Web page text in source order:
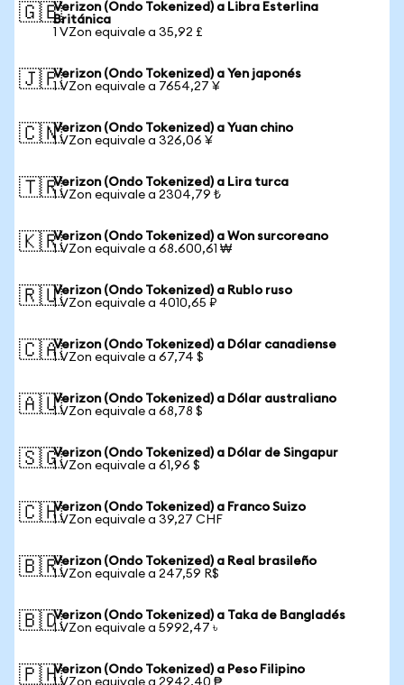
🇬🇧Verizon (Ondo Tokenized) a Libra Esterlina
Británica
1 VZon equivale a 35,92 £
🇯🇵Verizon (Ondo Tokenized) a Yen japonés
1 VZon equivale a 7654,27 ¥
🇨🇳Verizon (Ondo Tokenized) a Yuan chino
1 VZon equivale a 326,06 ¥
🇹🇷Verizon (Ondo Tokenized) a Lira turca
1 VZon equivale a 2304,79 ₺
🇰🇷Verizon (Ondo Tokenized) a Won surcoreano
1 VZon equivale a 68.600,61 ₩
🇷🇺Verizon (Ondo Tokenized) a Rublo ruso
1 VZon equivale a 4010,65 ₽
🇨🇦Verizon (Ondo Tokenized) a Dólar canadiense
1 VZon equivale a 67,74 $
🇦🇺Verizon (Ondo Tokenized) a Dólar australiano
1 VZon equivale a 68,78 $
🇸🇬Verizon (Ondo Tokenized) a Dólar de Singapur
1 VZon equivale a 61,96 $
🇨🇭Verizon (Ondo Tokenized) a Franco Suizo
1 VZon equivale a 39,27 CHF
🇧🇷Verizon (Ondo Tokenized) a Real brasileño
1 VZon equivale a 247,59 R$
🇧🇩Verizon (Ondo Tokenized) a Taka de Bangladés
1 VZon equivale a 5992,47 ৳
🇵🇭Verizon (Ondo Tokenized) a Peso Filipino
1 VZon equivale a 2942,40 ₱